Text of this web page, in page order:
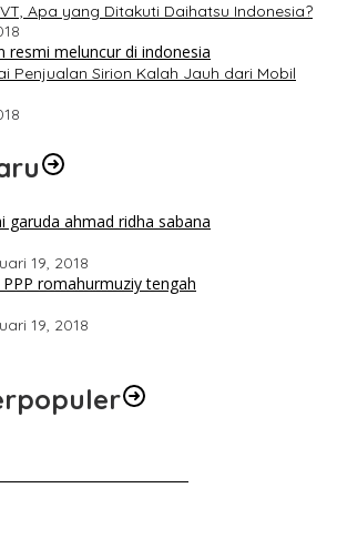
Apa yang Ditakuti Daihatsu Indonesia?
Penjualan Sirion Kalah Jauh dari Mobil
19, 2018
19, 2018